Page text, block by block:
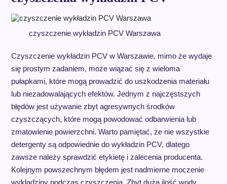
czyszczenie wykładzin PCV Warszawa
Czyszczenie wykładzin PCV w Warszawie, mimo że wydaje
się prostym zadaniem, może wiązać się z wieloma
pułapkami, które mogą prowadzić do uszkodzenia materiału
lub niezadowalających efektów. Jednym z najczęstszych
błędów jest używanie zbyt agresywnych środków
czyszczących, które mogą powodować odbarwienia lub
zmatowienie powierzchni. Warto pamiętać, że nie wszystkie
detergenty są odpowiednie do wykładzin PCV, dlatego
zawsze należy sprawdzić etykietę i zalecenia producenta.
Kolejnym powszechnym błędem jest nadmierne moczenie
wykładziny podczas czyszczenia. Zbyt duża ilość wody